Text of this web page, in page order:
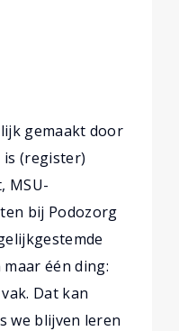
gemaakt door
is (register)
MSU-
bij Podozorg
één ding:
Dat kan
we blijven leren